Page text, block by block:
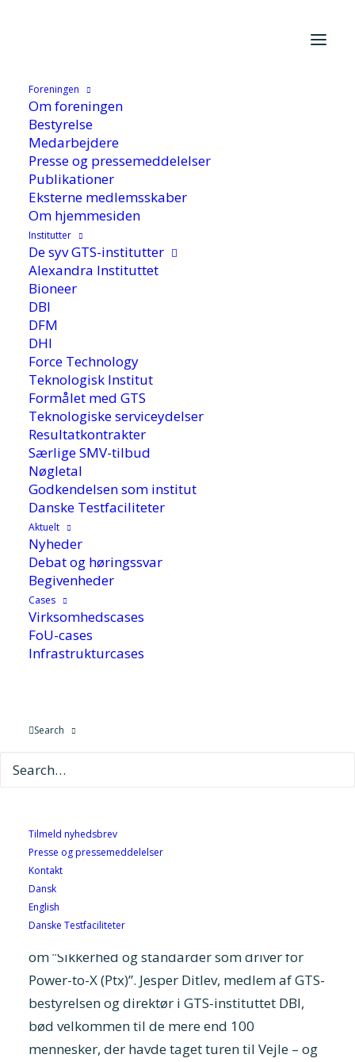
Foreningen
Om foreningen
Bestyrelse
Medarbejdere
Presse og pressemeddelelser
Publikationer
Eksterne medlemsskaber
Om hjemmesiden
Institutter
De syv GTS-institutter
Alexandra Instituttet
Bioneer
DBI
DFM
DHI
Force Technology
Teknologisk Institut
Formålet med GTS
Teknologiske serviceydelser
Resultatkontrakter
Særlige SMV-tilbud
Nøgletal
Godkendelsen som institut
Danske Testfaciliteter
Aktuelt
Nyheder
Debat og høringssvar
Begivenheder
Cases
Virksomhedscases
FoU-cases
Infrastrukturcases
Search
Tilmeld nyhedsbrev
Presse og pressemeddelelser
Kontakt
Dansk
English
Danske Testfaciliteter
Hjem /Cases/FoU-cases
gnister
Power-To-X – nogle
gange slår det gnister
3. maj 2022
produceret med strøm fra vind- og solenergi –
stor interesse for den nye teknologi blev slået
Af Dorthe Sjøbeck Christiansen,
informationschef i GTS-foreningen
Sidst i april var fire GTS-institutter sammen
med Dansk Standard vært for en konference
om ”Sikkerhed og standarder som driver for
Power-to-X (Ptx)”. Jesper Ditlev, medlem af GTS-
bestyrelsen og direktør i GTS-instituttet DBI,
bød velkommen til de mere end 100
mennesker, der havde taget turen til Vejle – og